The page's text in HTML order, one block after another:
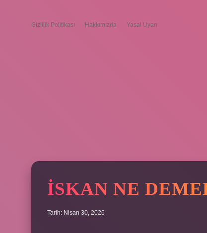
Gizlilik Politikası Hakkımızda Yasal Uyarı
İSKAN NE
Tarih: Nisan 30, 2026